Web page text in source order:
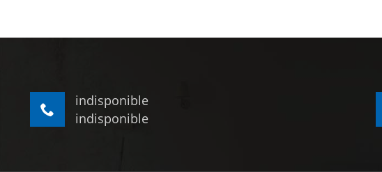
indisponible
indisponible